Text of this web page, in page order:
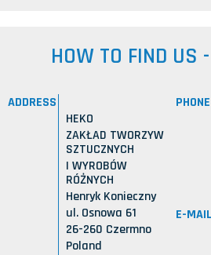
HOW TO FIND US
ADDRESS
HEKO
ZAKŁAD TWORZYW
SZTUCZNYCH
I WYROBÓW
RÓŻNYCH
Henryk Konieczny
ul. Osnowa 61
26-260 Czermno
Poland
PHONE
E-MAIL